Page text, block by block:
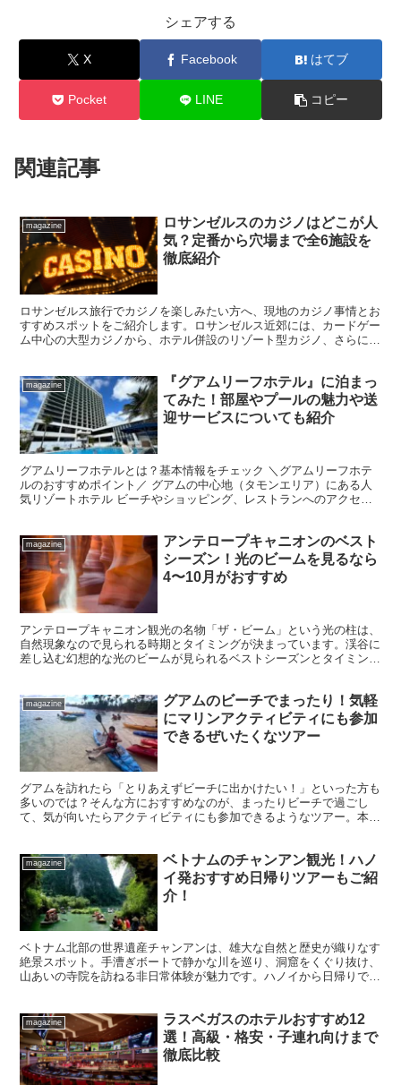
シェアする
X Facebook はてブ
Pocket LINE コピー
関連記事
magazine
ロサンゼルスのカジノはどこが人
気？定番から穴場まで全6施設を
徹底紹介
ロサンゼルス旅行でカジノを楽しみたい方へ、現地のカジノ事情とお
すすめスポットをご紹介します。ロサンゼルス近郊には、カードゲー
ム中心の大型カジノから、ホテル併設のリゾート型カジノ、さらには
magazine
『グアムリーフホテル』に泊まっ
てみた！部屋やプールの魅力や送
迎サービスについても紹介
グアムリーフホテルとは？基本情報をチェック ＼グアムリーフホテ
ルのおすすめポイント／ グアムの中心地（タモンエリア）にある人
気リゾートホテル ビーチやショッピング、レストランへのアクセス
magazine
アンテロープキャニオンのベスト
シーズン！光のビームを見るなら
4〜10月がおすすめ
アンテロープキャニオン観光の名物「ザ・ビーム」という光の柱は、
自然現象なので見られる時期とタイミングが決まっています。渓谷に
差し込む幻想的な光のビームが見られるベストシーズンとタイミング
magazine
グアムのビーチでまったり！気軽
にマリンアクティビティにも参加
できるぜいたくなツアー
グアムを訪れたら「とりあえずビーチに出かけたい！」といった方も
多いのでは？そんな方におすすめなのが、まったりビーチで過ごし
て、気が向いたらアクティビティにも参加できるようなツアー。本記
magazine
ベトナムのチャンアン観光！ハノ
イ発おすすめ日帰りツアーもご紹
介！
ベトナム北部の世界遺産チャンアンは、雄大な自然と歴史が織りなす
絶景スポット。手漕ぎボートで静かな川を巡り、洞窟をくぐり抜け、
山あいの寺院を訪ねる非日常体験が魅力です。ハノイから日帰りで行
て徹底解説します。
magazine
ラスベガスのホテルおすすめ12
選！高級・格安・子連れ向けまで
徹底比較